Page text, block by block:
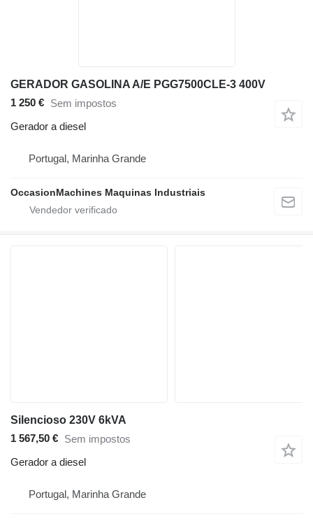
GERADOR GASOLINA A/E PGG7500CLE-3 400V
1 250 € Sem impostos
Gerador a diesel
Portugal, Marinha Grande
OccasionMachines Maquinas Industriais
Silencioso 230V 6kVA
1 567,50 € Sem impostos
Gerador a diesel
Portugal, Marinha Grande